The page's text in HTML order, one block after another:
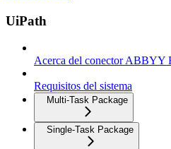
UiPath
Acerca del conector ABBYY
Requisitos del sistema
Multi-Task Package
Single-Task Package